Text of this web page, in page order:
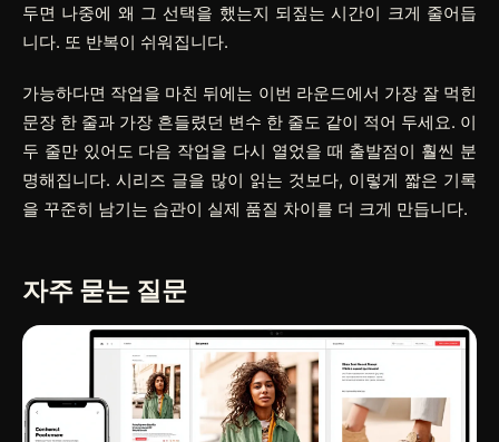
두면 나중에 왜 그 선택을 했는지 되짚는 시간이 크게 줄어듭
니다. 또 반복이 쉬워집니다.
가능하다면 작업을 마친 뒤에는 이번 라운드에서 가장 잘 먹힌
문장 한 줄과 가장 흔들렸던 변수 한 줄도 같이 적어 두세요. 이
두 줄만 있어도 다음 작업을 다시 열었을 때 출발점이 훨씬 분
명해집니다. 시리즈 글을 많이 읽는 것보다, 이렇게 짧은 기록
을 꾸준히 남기는 습관이 실제 품질 차이를 더 크게 만듭니다.
자주 묻는 질문